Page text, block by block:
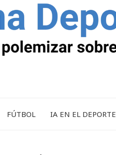
FÚTBOL IA EN EL DEPORTE